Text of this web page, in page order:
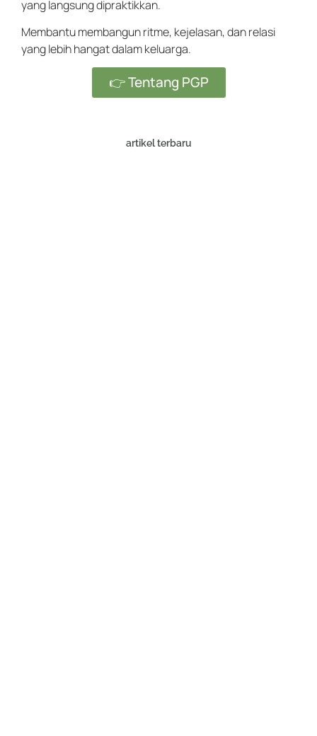
yang langsung dipraktikkan.
Membantu membangun ritme, kejelasan, dan relasi
yang lebih hangat dalam keluarga.
👉 Tentang PGP
artikel terbaru